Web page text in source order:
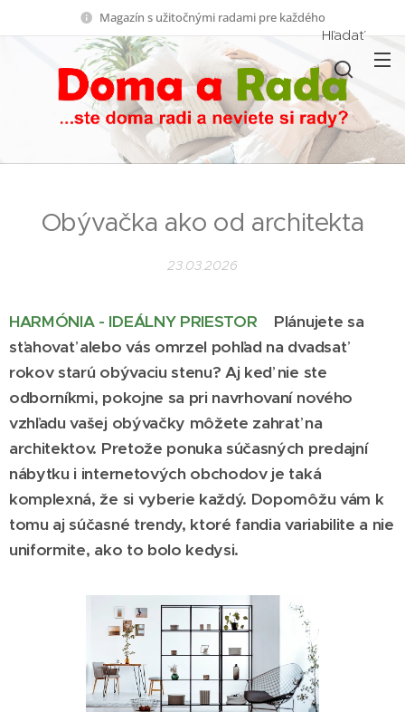
Magazín s užitočnými radami pre každého
Hľadať
Obývačka ako od architekta
23.03.2026
HARMÓNIA - IDEÁLNY PRIESTOR
Plánujete sa
sťahovať alebo vás omrzel pohľad na dvadsať
rokov starú obývaciu stenu? Aj keď nie ste
odborníkmi, pokojne sa pri navrhovaní nového
vzhľadu vašej obývačky môžete zahrať na
architektov. Pretože ponuka súčasných predajní
nábytku i internetových obchodov je taká
komplexná, že si vyberie každý. Dopomôžu vám k
tomu aj súčasné trendy, ktoré fandia variabilite a nie
uniformite, ako to bolo kedysi.